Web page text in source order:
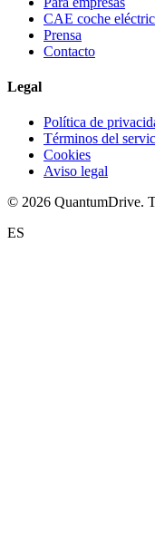
CAE coche
Prensa
Contacto
Legal
Política de
Términos del
Cookies
Aviso legal
© 2026 QuantumDrive.
ES